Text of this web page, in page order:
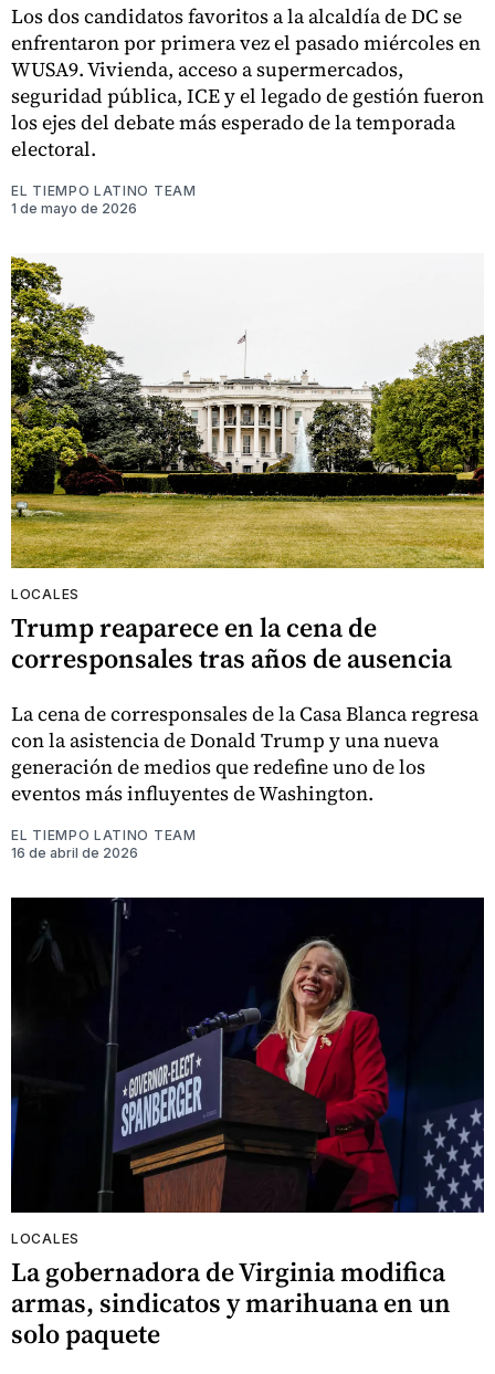
Los dos candidatos favoritos a la alcaldía de DC se
enfrentaron por primera vez el pasado miércoles en
WUSA9. Vivienda, acceso a supermercados,
seguridad pública, ICE y el legado de gestión fueron
los ejes del debate más esperado de la temporada
electoral.
EL TIEMPO LATINO TEAM
1 de mayo de 2026
LOCALES
Trump reaparece en la cena de
corresponsales tras años de ausencia
La cena de corresponsales de la Casa Blanca regresa
con la asistencia de Donald Trump y una nueva
generación de medios que redefine uno de los
eventos más influyentes de Washington.
EL TIEMPO LATINO TEAM
16 de abril de 2026
LOCALES
La gobernadora de Virginia modifica
armas, sindicatos y marihuana en un
solo paquete